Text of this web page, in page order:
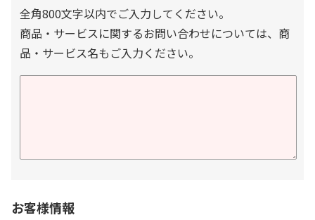
全角800文字以内でご入力してください。
商品・サービスに関するお問い合わせについては、商
品・サービス名もご入力ください。
お客様情報